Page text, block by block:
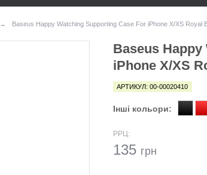
→ Baseus Happy Watching Supporting Case For iPhone X/XS Royal
Baseus
iPhone X/XS
АРТИКУЛ: 00-00020410
Інші кольори:
РРЦ:
135 грн